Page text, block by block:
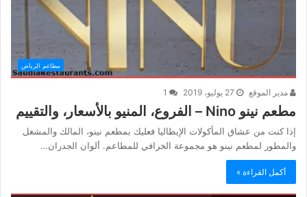
مطاعم الرياض
مدير الموقع 27 يوليو، 2019
مطعم نينو Nino – الفروع، المنيو بالأسعار، والتقييم
إذا كنت من عشاق المأكولات الإيطاليا فعليك بمطعم نينو، المالك والمشغل
والمطور لمطعم نينو هو مجموعة الخرافي للمطاعم. ألوان الجدران…
أكمل القراءة »